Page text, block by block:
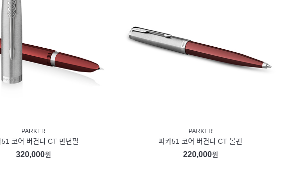
PARKER
51 코어 버건디 CT 만년필
320,000원
PARKER
파카51 코어 버건디 CT 볼펜
220,000원